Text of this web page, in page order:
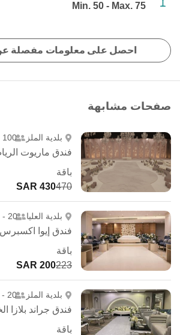
Min. 50 - Max. 75
احصل على معلومات مفصلة
صفحات مشابهة
بلدية الملز 100 - 600
فندق ماريوت
باقة
470
430 SAR
بلدية العليا 20 - 100
فندق إيوا اكسبرس
باقة
223
200 SAR
بلدية الملز 20 - 60
فندق جراند بلازا
باقة